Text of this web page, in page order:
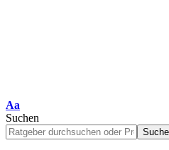
Schriftgrößenanpassung
Aa
Suchen